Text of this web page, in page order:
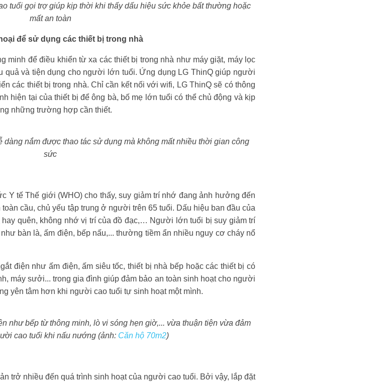
tuổi gọi trợ giúp kịp thời khi thấy dấu hiệu sức khỏe bất thường hoặc
mất an toàn
để sử dụng các thiết bị trong nhà
minh để điều khiển từ xa các thiết bị trong nhà như máy giặt, máy lọc
quả và tiện dụng cho người lớn tuổi. Ứng dụng LG ThinQ giúp người
các thiết bị trong nhà. Chỉ cần kết nối với wifi, LG ThinQ sẽ có thông
hiện tại của thiết bị để ông bà, bố mẹ lớn tuổi có thể chủ động và kịp
những trường hợp cần thiết.
nắm được thao tác sử dụng mà không mất nhiều thời gian công
sức
Y tế Thế giới (WHO) cho thấy, suy giảm trí nhớ đang ảnh hưởng đến
cầu, chủ yếu tập trung ở người trên 65 tuổi. Dấu hiệu ban đầu của
quên, không nhớ vị trí của đồ đạc,… Người lớn tuổi bị suy giảm trí
bàn là, ấm điện, bếp nấu,... thường tiềm ẩn nhiều nguy cơ cháy nổ
điện như ấm điện, ấm siêu tốc, thiết bị nhà bếp hoặc các thiết bị có
máy sưởi... trong gia đình giúp đảm bảo an toàn sinh hoạt cho người
yên tâm hơn khi người cao tuổi tự sinh hoạt một mình.
như bếp từ thông minh, lò vi sóng hẹn giờ,... vừa thuận tiện vừa đảm
cao tuổi khi nấu nướng (ảnh: Căn hộ 70m2)
trở nhiều đến quá trình sinh hoạt của người cao tuổi. Bởi vậy, lắp đặt